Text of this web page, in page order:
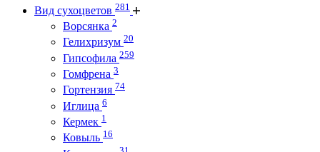
Вид сухоцветов 281
Ворсянка 2
Гелихризум 20
Гипсофила 259
Гомфрена 3
Гортензия 74
Иглица 6
Кермек 1
Ковыль 16
31